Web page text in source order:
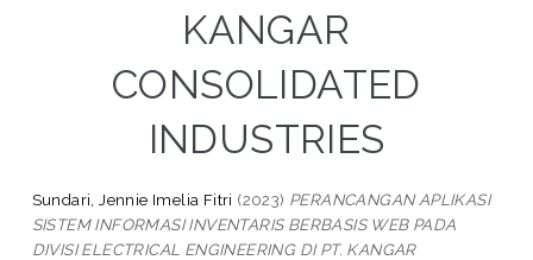
KANGAR
CONSOLIDATED
INDUSTRIES
Sundari, Jennie Imelia Fitri (2023) PERANCANGAN APLIKASI
SISTEM INFORMASI INVENTARIS BERBASIS WEB PADA
DIVISI ELECTRICAL ENGINEERING DI PT. KANGAR